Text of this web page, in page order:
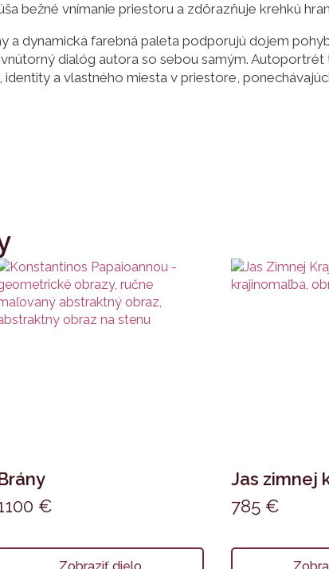
bežné vnímanie priestoru a zdôrazňuje krehkú
a dynamická farebná paleta podporujú dojem
dialóg autora so sebou samým.
a vlastného miesta v priestore,
€
Jas zimnej
785 €